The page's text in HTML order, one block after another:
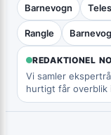
Barnevogn
Rangle
REDAKTIONEL
Vi samler
hurtigt får